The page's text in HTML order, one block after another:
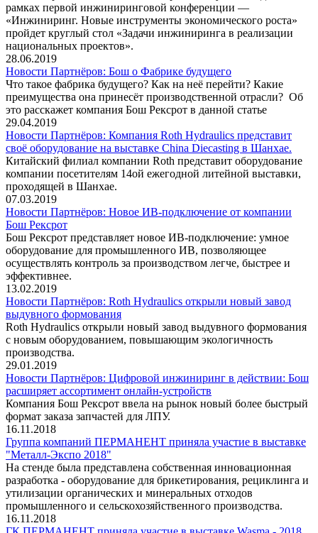
рамках первой инжиниринговой конференции —
«Инжиниринг. Новые инструменты экономического роста»
пройдет круглый стол «Задачи инжиниринга в реализации
национальных проектов».
28.06.2019
Новости Партнёров: Бош о Фабрике будущего
Что такое фабрика будущего? Как на неё перейти? Какие
преимущества она принесёт производственной отрасли? Об
это расскажет компания Бош Рексрот в данной статье
29.04.2019
Новости Партнёров: Компания Roth Hydraulics представит
своё оборудование на выставке China Diecasting в Шанхае.
Китайский филиал компании Roth представит оборудование
компании посетителям 14ой ежегодной литейной выставки,
проходящей в Шанхае.
07.03.2019
Новости Партнёров: Новое ИВ-подключение от компании
Бош Рексрот
Бош Рексрот представляет новое ИВ-подключение: умное
оборудование для промышленного ИВ, позволяющее
осуществлять контроль за производством легче, быстрее и
эффективнее.
13.02.2019
Новости Партнёров: Roth Hydraulics открыли новый завод
выдувного формования
Roth Hydraulics открыли новый завод выдувного формования
с новым оборудованием, повышающим экологичность
производства.
29.01.2019
Новости Партнёров: Цифровой инжиниринг в действии: Бош
расширяет ассортимент онлайн-устройств
Компания Бош Рексрот ввела на рынок новый более быстрый
формат заказа запчастей для ЛПУ.
16.11.2018
Группа компаний ПЕРМАНЕНТ приняла участие в выставке
"Металл-Экспо 2018"
На стенде была представлена собственная инновационная
разработка - оборудование для брикетирования, рециклинга и
утилизации органических и минеральных отходов
промышленного и сельскохозяйственного производства.
16.11.2018